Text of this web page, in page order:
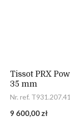
Tissot PRX
35 mm
Nr. ref.
9 600,00 zł